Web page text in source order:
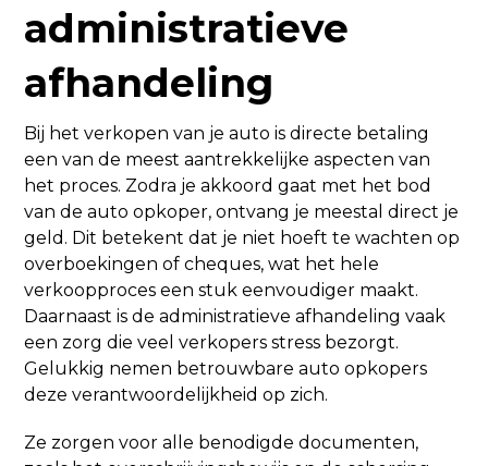
administratieve
afhandeling
Bij het verkopen van je auto is directe betaling
een van de meest aantrekkelijke aspecten van
het proces. Zodra je akkoord gaat met het bod
van de auto opkoper, ontvang je meestal direct je
geld. Dit betekent dat je niet hoeft te wachten op
overboekingen of cheques, wat het hele
verkoopproces een stuk eenvoudiger maakt.
Daarnaast is de administratieve afhandeling vaak
een zorg die veel verkopers stress bezorgt.
Gelukkig nemen betrouwbare auto opkopers
deze verantwoordelijkheid op zich.
Ze zorgen voor alle benodigde documenten,